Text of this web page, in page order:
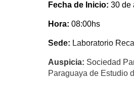
Fecha de Inicio: 30 de
Hora: 08:00hs
Sede: Laboratorio
Auspicia: Sociedad
Paraguaya de Estudio